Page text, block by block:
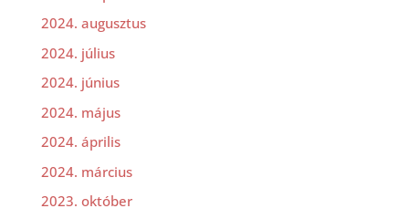
2024. augusztus
2024. július
2024. június
2024. május
2024. április
2024. március
2023. október